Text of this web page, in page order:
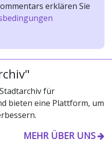
erklären Sie
für
bieten eine Plattform, um
MEHR ÜBER UNS